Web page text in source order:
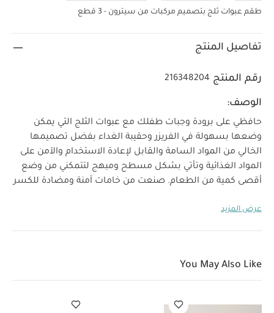
طقم عبوات ثلج بتصميم مركبات من سيترون - 3 قطع
تفاصيل المنتج
رقم المنتج 216348204
الوصف:
حافظي على برودة وجبات طفلك مع عبوات الثلج التي يمكن
وضعها بسهولة في الفريزر وحقيبة الغداء بفضل تصميمها
الخالي من المواد السامة والقابل لإعادة الاستخدام والآمن على
المواد الغذائية وتأتي بشكل مسطح ومبهج لتتمكني من وضع
أقصى كمية من الطعام. صنعت من خامات آمنة ومضادة للكسر
طويلة.خصائص المنتج:
العمر المناسب/الفئة العمرية:
المنتج:
عرض المزيد
You May Also Like